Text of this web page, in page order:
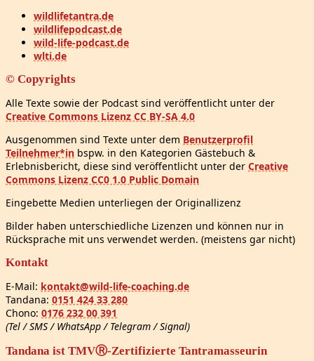
wildlifetantra.de
wildlifepodcast.de
wild-life-podcast.de
wlti.de
© Copyrights
Alle Texte sowie der Podcast sind veröffentlicht unter der
Creative Commons Lizenz CC BY-SA 4.0
Ausgenommen sind Texte unter dem Benutzerprofil
Teilnehmer*in bspw. in den Kategorien Gästebuch &
Erlebnisbericht, diese sind veröffentlicht unter der Creative
Commons Lizenz CC0 1.0 Public Domain
Eingebette Medien unterliegen der Originallizenz
Bilder haben unterschiedliche Lizenzen und können nur in
Rücksprache mit uns verwendet werden. (meistens gar nicht)
Kontakt
E-Mail: kontakt@wild-life-coaching.de
Tandana: 0151 424 33 280
Chono: 0176 232 00 391
(Tel / SMS / WhatsApp / Telegram / Signal)
Tandana ist TMVⓇ-Zertifizierte Tantramasseurin